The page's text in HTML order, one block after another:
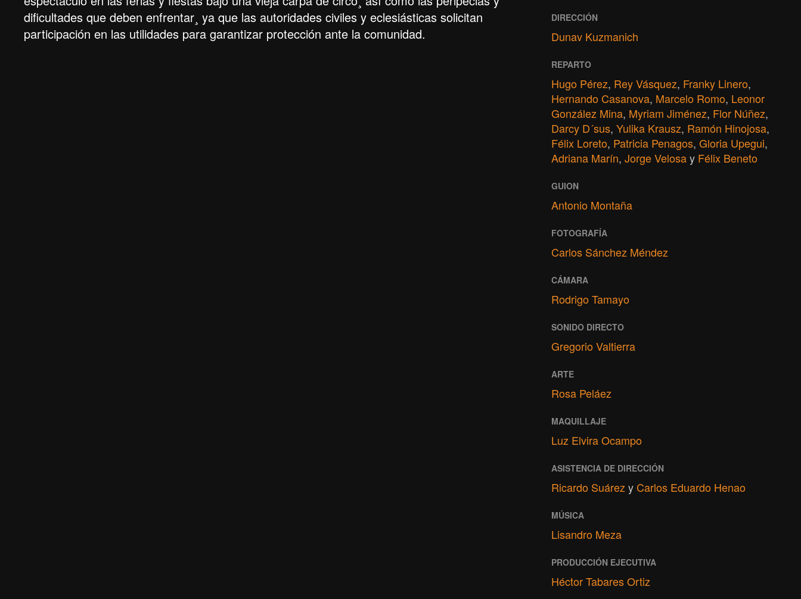
dificultades que deben enfrentar¸ ya que las autoridades civiles y eclesiásticas solicitan
participación en las utilidades para garantizar protección ante la comunidad.
DIRECCIÓN
Dunav Kuzmanich
REPARTO
Hugo Pérez, Rey Vásquez, Franky Linero,
Hernando Casanova, Marcelo Romo, Leonor
González Mina, Myriam Jiménez, Flor Núñez,
Darcy D´sus, Yulika Krausz, Ramón Hinojosa,
Félix Loreto, Patricia Penagos, Gloria Upegui,
Adriana Marín, Jorge Velosay Félix Beneto
GUION
Antonio Montaña
FOTOGRAFÍA
Carlos Sánchez Méndez
CÁMARA
Rodrigo Tamayo
SONIDO DIRECTO
Gregorio Valtierra
ARTE
Rosa Peláez
MAQUILLAJE
Luz Elvira Ocampo
ASISTENCIA DE DIRECCIÓN
Ricardo Suárez y Carlos Eduardo Henao
MÚSICA
Lisandro Meza
PRODUCCIÓN EJECUTIVA
Héctor Tabares Ortiz